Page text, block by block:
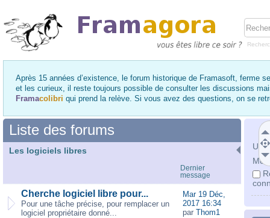
Après 15 années d’existence, le forum historique de Framasoft, ferme
et les curieux, il reste toujours possible de consulter les discussions
Framacolibri qui prend la relève. Si vous avez des questions, on se
Mot
Liste des forums
Les logiciels libres
Dernier
message
Cherche logiciel libre pour...
Pour une tâche précise, pour remplacer un
logiciel propriétaire donné...
Mar 19 Déc,
2017 16:34
par Thom1